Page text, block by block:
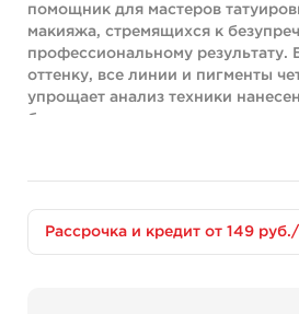
помощник для мастеров
макияжа, стремящихся к
профессиональному результату.
оттенку, все линии и пигменты
упрощает анализ техники
быстро совершенствовать навыки.
Размеры - 150 х 210 х 3мм
Цвет - белый.
Основные преимущества:
Рассрочка и кредит от 149